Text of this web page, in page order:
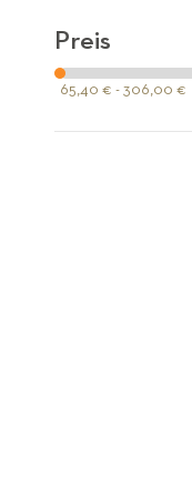
Preis
65,40 € - 306,00 €